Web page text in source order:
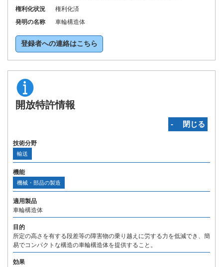
権利化状況
権利化済
発明の名称
車輪構造体
登録者への連絡はこちら
開放特許情報
‐ 閉じる
技術分野
輸送
機能
機械・部品の製造
適用製品
車輪構造体
目的
所定の高さを有する段差等の障害物の乗り越えに労する力を低減でき、簡
易でコンパクトな構造の車輪構造体を提供すること。
効果